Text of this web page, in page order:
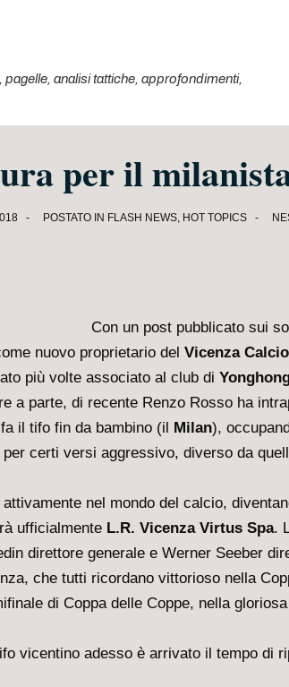
analisi tattiche, approfondimenti,
per il
POSTATO IN FLASH NEWS, HOT TOPICS
Con un post pubblicato sui
nuovo proprietario del Vicenza Calcio
più volte associato al club di
a parte, di recente Renzo Rosso ha
il tifo fin da bambino (il Milan),
certi versi aggressivo, diverso da
nel mondo del calcio,
ufficialmente L.R. Vicenza Virtus Spa.
direttore generale e Werner Seeber
che tutti ricordano vittorioso nella
di Coppa delle Coppe, nella
vicentino adesso è arrivato il tempo di